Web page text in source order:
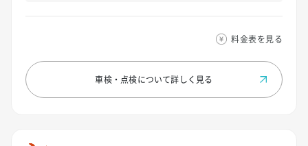
料金表を見る
車検・点検について詳しく見る